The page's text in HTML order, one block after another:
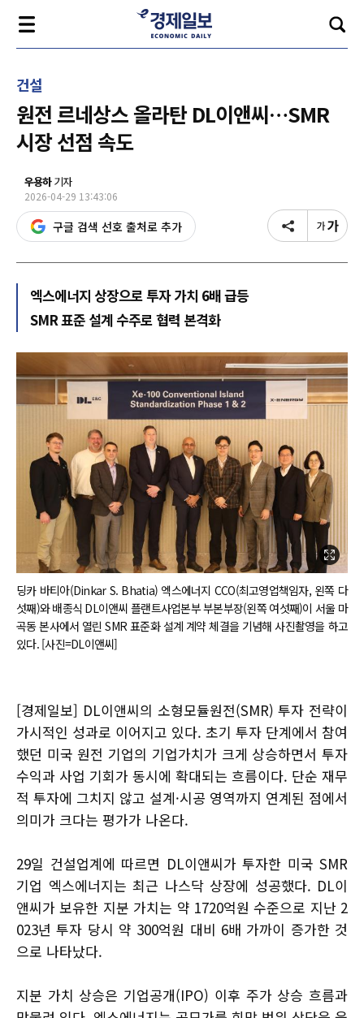
건설
원전 르네상스 올라탄 DL이앤씨…SMR
시장 선점 속도
우용하기자
2026-04-29 13:43:06
구글 검색 선호 출처로 추가
엑스에너지 상장으로 투자 가치 6배 급등
SMR 표준 설계 수주로 협력 본격화
딩카 바티아(Dinkar S. Bhatia) 엑스에너지 CCO(최고영업책임자, 왼쪽 다
섯째)와 배종식 DL이앤씨 플랜트사업본부 부본부장(왼쪽 여섯째)이 서울 마
곡동 본사에서 열린 SMR 표준화 설계 계약 체결을 기념해 사진촬영을 하고
있다. [사진=DL이앤씨]
[경제일보] DL이앤씨의 소형모듈원전(SMR) 투자 전략이
가시적인 성과로 이어지고 있다. 초기 투자 단계에서 참여
했던 미국 원전 기업의 기업가치가 크게 상승하면서 투자
수익과 사업 기회가 동시에 확대되는 흐름이다. 단순 재무
적 투자에 그치지 않고 설계·시공 영역까지 연계된 점에서
의미가 크다는 평가가 나온다.
29일 건설업계에 따르면 DL이앤씨가 투자한 미국 SMR
기업 엑스에너지는 최근 나스닥 상장에 성공했다. DL이
앤씨가 보유한 지분 가치는 약 1720억원 수준으로 지난 2
023년 투자 당시 약 300억원 대비 6배 가까이 증가한 것
으로 나타났다.
지분 가치 상승은 기업공개(IPO) 이후 주가 상승 흐름과